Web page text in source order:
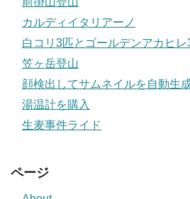
カルディイタリアーノ
白コリ3匹とゴールデンアカヒレ
笠ヶ岳登山
顔検出してサムネイルを自動生
湯温計を購入
生麦事件ライド
ページ